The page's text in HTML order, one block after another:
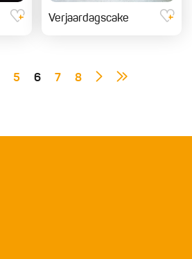
Verjaardagscake
5 6 7 8